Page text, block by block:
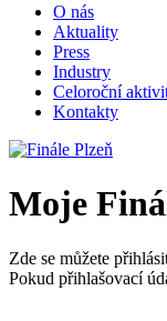
O nás
Aktuality
Press
Industry
Celoroční
Kontakty
Moje
Zde se můžete
Pokud přihlašovací